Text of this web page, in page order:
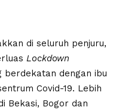
di seluruh penjuru,
Lockdown
berdekatan dengan ibu
Covid-19. Lebih
Bekasi, Bogor dan